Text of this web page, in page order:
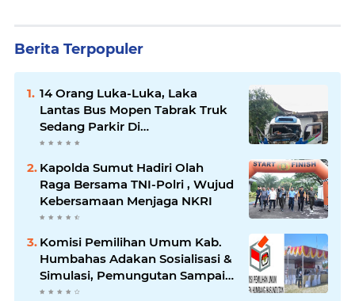
Berita Terpopuler
14 Orang Luka-Luka, Laka
Lantas Bus Mopen Tabrak Truk
Sedang Parkir Di
Siborongborong
Kapolda Sumut Hadiri Olah
Raga Bersama TNI-Polri , Wujud
Kebersamaan Menjaga NKRI
Komisi Pemilihan Umum Kab.
Humbahas Adakan Sosialisasi &
Simulasi, Pemungutan Sampai
Rekapitulasi Suara.